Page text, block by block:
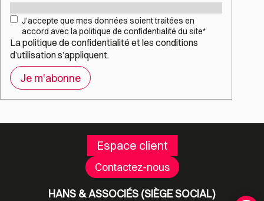
Mail*
RGPD*
J’accepte que mes données soient traitées en
accord avec la politique de confidentialité du site*
Lapolitique de confidentialité et les conditions
d’utilisations’appliquent.
Espace client
Contactez-nous
HANS & ASSOCIÉS (SIÈGE SOCIAL)